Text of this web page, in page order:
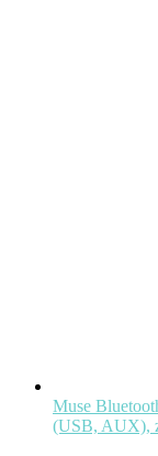
Muse
(USB, AUX),